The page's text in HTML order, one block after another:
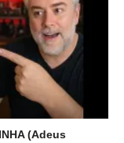
(Adeus